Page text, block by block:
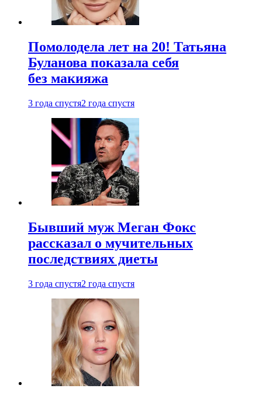
Помолодела лет на 20! Татьяна
Буланова показала себя
без макияжа
3 года спустя2 года спустя
Бывший муж Меган Фокс
рассказал о мучительных
последствиях диеты
3 года спустя2 года спустя